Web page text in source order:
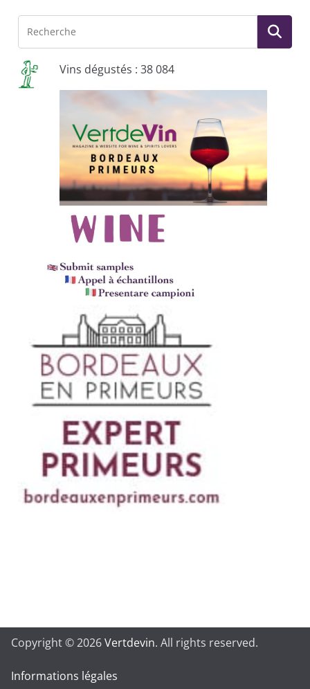
Vins dégustés : 38 084
Copyright © 2026Vertdevin. All rights reserved.
Informations légales